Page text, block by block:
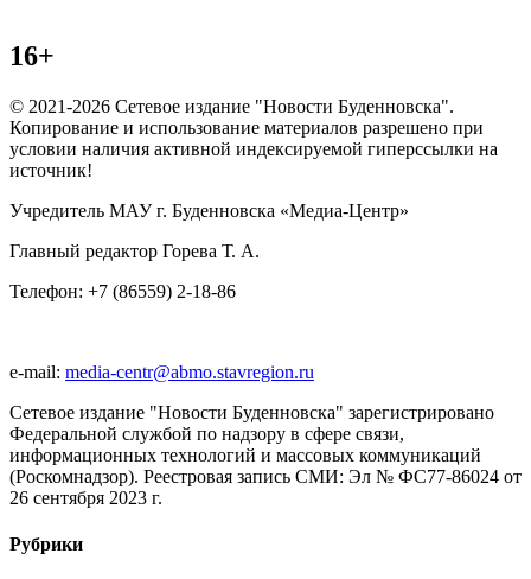
16+
© 2021-2026 Сетевое издание "Новости Буденновска".
Копирование и использование материалов разрешено при
условии наличия активной индексируемой гиперссылки на
источник!
Учредитель МАУ г. Буденновска «Медиа-Центр»
Главный редактор Горева Т. А.
Телефон: +7 (86559) 2-18-86
e-mail: media-centr@abmo.stavregion.ru
Сетевое издание "Новости Буденновска" зарегистрировано
Федеральной службой по надзору в сфере связи,
информационных технологий и массовых коммуникаций
(Роскомнадзор). Реестровая запись СМИ: Эл № ФС77-86024 от
26 сентября 2023 г.
Рубрики